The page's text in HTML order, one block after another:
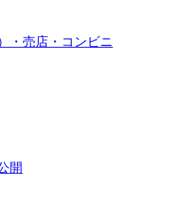
・売店・コンビニ
開